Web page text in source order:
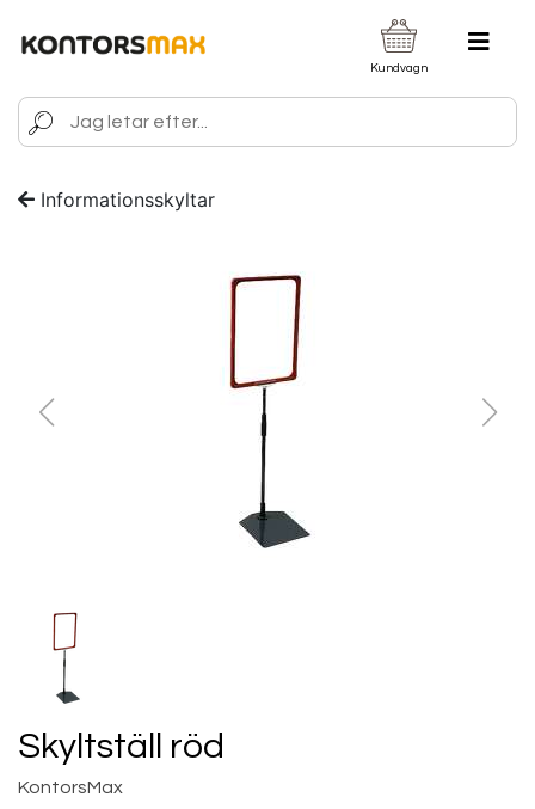
Kundvagn
Informationsskyltar
Skyltställ röd
KontorsMax